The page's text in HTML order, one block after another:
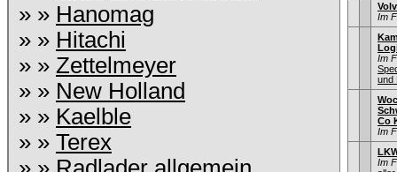
» » Hanomag
» » Hitachi
» » Zettelmeyer
» » New Holland
» » Kaelble
» » Terex
Im
Im
und
Co
Im
Im